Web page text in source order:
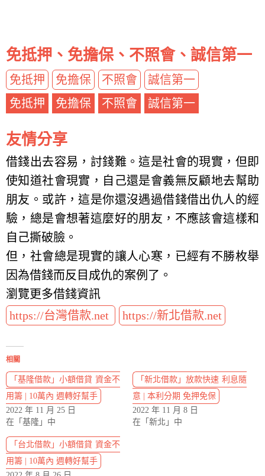
免抵押、免擔保、不照會、誠信第一
免抵押 免擔保 不照會
誠信第一
免抵押
免擔保 不照會 誠信第一
友情分享
借錢出去容易，討錢難。這是社會的現實，但即
使知道社會現實，自己還是會義無反顧地去幫助
朋友。或許，這是你還沒遇過借錢借出仇人的經
驗，總是會想著這麼好的朋友，不應該會這樣和
自己撕破臉。
但，社會總是現實的讓人心寒，已經有不勝枚舉
因為借錢而反目成仇的案例了。
瀏覽更多借錢資訊
https://台灣借款.net
https://新北借款.net
相關
「基隆借款」小額借貸 資金不
用籌 | 10萬內 週轉好幫手
2022 年 11 月 25 日
在「基隆」中
「新北借款」放款快速 利息隨
意 | 本利分期 免押免保
2022 年 11 月 8 日
在「新北」中
「台北借款」小額借貸 資金不
用籌 | 10萬內 週轉好幫手